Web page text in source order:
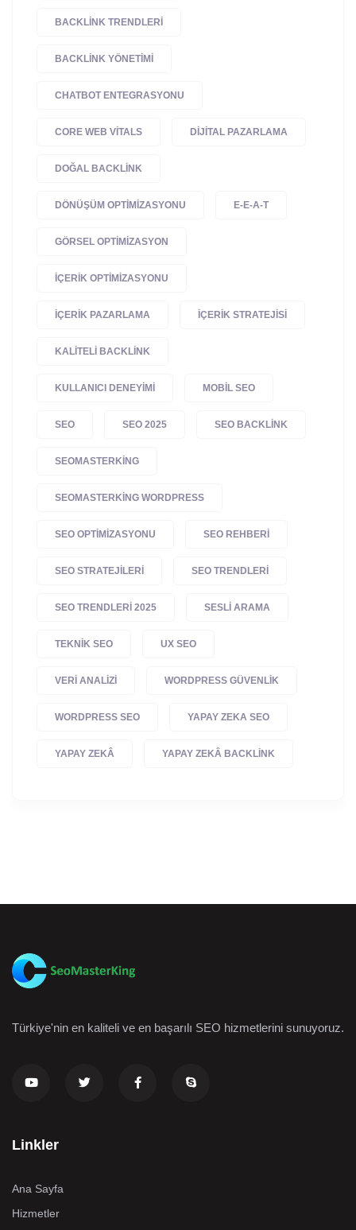
BACKLINK TRENDLERI
BACKLINK YÖNETIMI
CHATBOT ENTEGRASYONU
CORE WEB VITALS DIJITAL PAZARLAMA
DOĞAL BACKLINK
DÖNÜŞÜM OPTIMIZASYONU E-E-A-T
GÖRSEL OPTIMIZASYON
IÇERIK OPTIMIZASYONU
IÇERIK PAZARLAMA IÇERIK STRATEJISI
KALITELI BACKLINK
KULLANICI DENEYIMI MOBIL SEO
SEO SEO 2025 SEO BACKLINK
SEOMASTERKING
SEOMASTERKING WORDPRESS
SEO OPTIMIZASYONU SEO REHBERI
SEO STRATEJILERI SEO TRENDLERI
SEO TRENDLERI 2025 SESLI ARAMA
TEKNIK SEO UX SEO
VERI ANALIZI WORDPRESS GÜVENLIK
WORDPRESS SEO YAPAY ZEKA SEO
YAPAY ZEKÂ YAPAY ZEKÂ BACKLINK
Türkiye'nin en kaliteli ve en başarılı SEO hizmetlerini sunuyoruz.
Linkler
Ana Sayfa
Hizmetler